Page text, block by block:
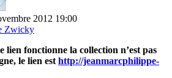
2012 19:00
Zwicky
lien fonctionne la collection n’est pas
le lien est http://jeanmarcphilippe-